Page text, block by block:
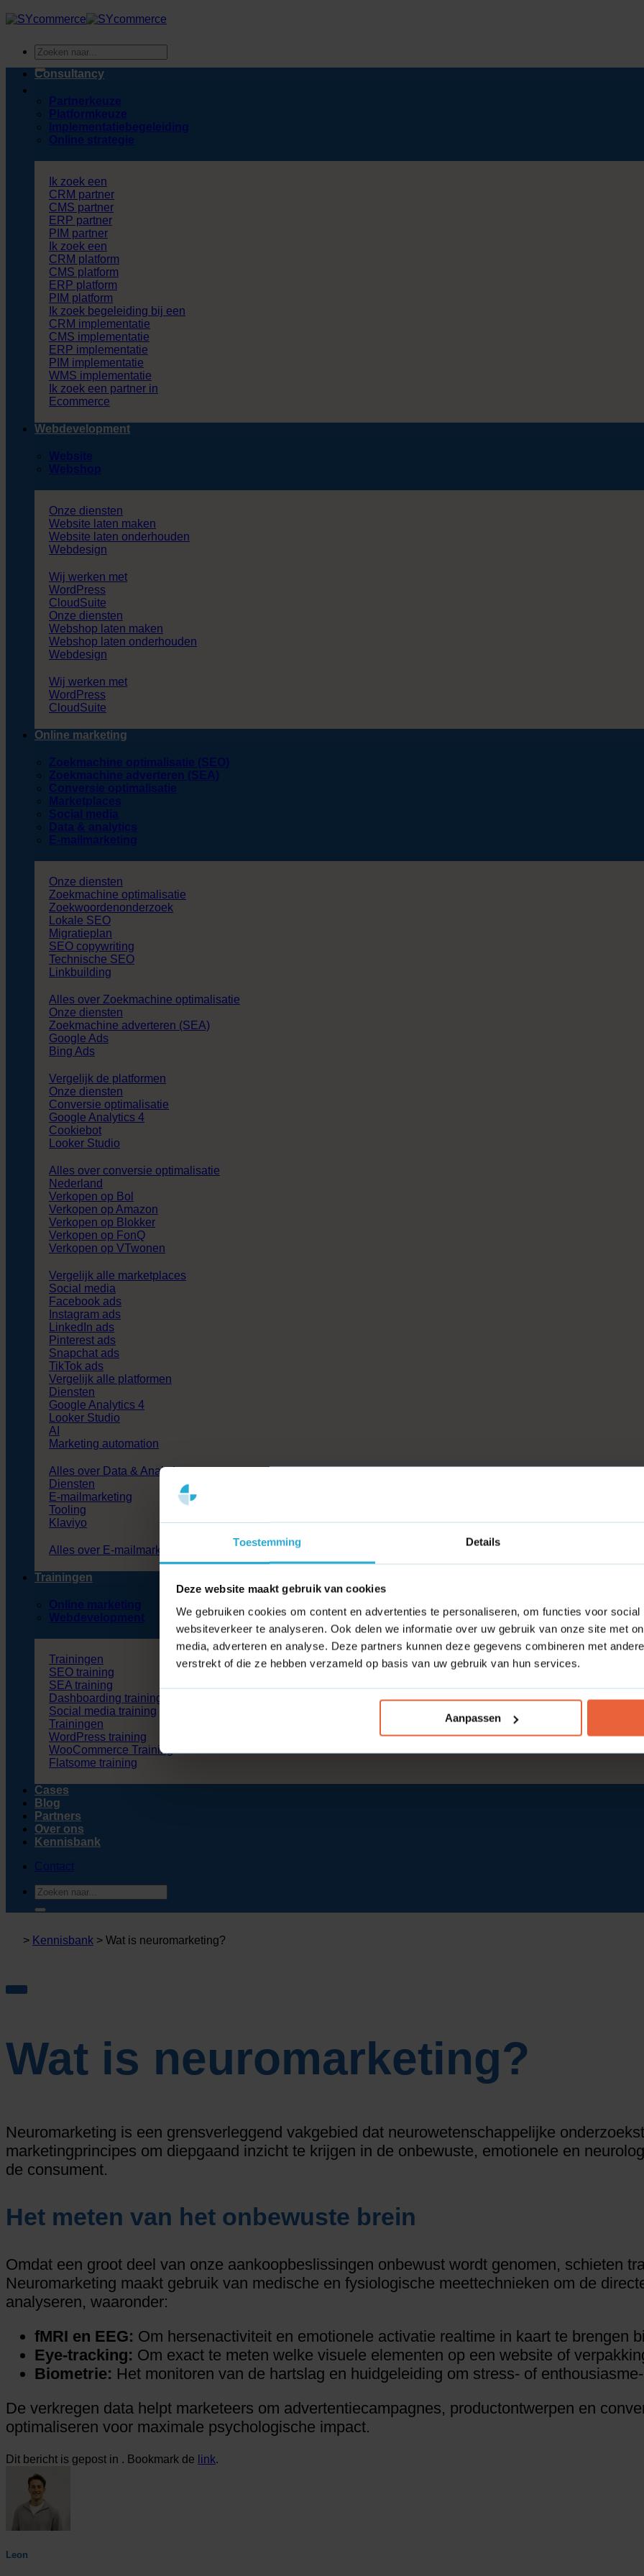
Toestemming Details
Deze website maakt gebruik van cookies
We gebruiken cookies om content en advertenties te personaliseren, om functies voor
websiteverkeer te analyseren. Ook delen we informatie over uw gebruik van onze site met
media, adverteren en analyse. Deze partners kunnen deze gegevens combineren met
verstrekt of die ze hebben verzameld op basis van uw gebruik van hun services.
Aanpassen
Ga
naar
Zoeken
naar:
Consultancy
Partnerkeuze
Platformkeuze
Implementatiebegeleiding
Online strategie
Ik zoek een
CRM partner
CMS partner
ERP partner
PIM partner
Ik zoek een
CRM platform
CMS platform
ERP platform
PIM platform
Ik zoek begeleiding bij een
CRM implementatie
CMS implementatie
ERP implementatie
PIM implementatie
WMS implementatie
Ik zoek een partner in
Ecommerce
Webdevelopment
Website
Webshop
Onze diensten
Website laten maken
Website laten onderhouden
Webdesign
Wij werken met
WordPress
CloudSuite
Onze diensten
Webshop laten maken
Webshop laten onderhouden
Webdesign
Wij werken met
WordPress
CloudSuite
Online marketing
Zoekmachine optimalisatie (SEO)
Zoekmachine adverteren (SEA)
Conversie optimalisatie
Marketplaces
Social media
Data & analytics
E-mailmarketing
Onze diensten
Zoekmachine optimalisatie
Zoekwoordenonderzoek
Lokale SEO
Migratieplan
SEO copywriting
Technische SEO
Linkbuilding
Alles over Zoekmachine optimalisatie
Onze diensten
Zoekmachine adverteren (SEA)
Google Ads
Bing Ads
Vergelijk de platformen
Onze diensten
Conversie optimalisatie
Google Analytics 4
Cookiebot
Looker Studio
Alles over conversie optimalisatie
Nederland
Verkopen op Bol
Verkopen op Amazon
Verkopen op Blokker
Verkopen op FonQ
Verkopen op VTwonen
Vergelijk alle marketplaces
Social media
Facebook ads
Instagram ads
LinkedIn ads
Pinterest ads
Snapchat ads
TikTok ads
Vergelijk alle platformen
Diensten
Google Analytics 4
Looker Studio
AI
Marketing automation
Alles over Data & Analytics
Diensten
E-mailmarketing
Tooling
Klaviyo
Alles over E-mailmarketing
Trainingen
Online marketing
Webdevelopment
Trainingen
SEO training
SEA training
Dashboarding training
Social media training
Trainingen
WordPress training
WooCommerce Training
Flatsome training
Cases
Blog
Partners
Over ons
Kennisbank
Contact
Zoeken
naar:
> Kennisbank > Wat is neuromarketing?
Wat is neuromarketing?
Neuromarketing is een grensverleggend vakgebied dat neurowetenschappelijke
marketingprincipes om diepgaand inzicht te krijgen in de onbewuste, emotionele en
de consument.
Het meten van het onbewuste brein
Omdat een groot deel van onze aankoopbeslissingen onbewust wordt genomen, schieten
Neuromarketing maakt gebruik van medische en fysiologische meettechnieken om de
analyseren, waaronder:
fMRI en EEG: Om hersenactiviteit en emotionele activatie realtime in kaart te brengen
Eye-tracking: Om exact te meten welke visuele elementen op een website of
Biometrie: Het monitoren van de hartslag en huidgeleiding om stress- of
De verkregen data helpt marketeers om advertentiecampagnes, productontwerpen en
optimaliseren voor maximale psychologische impact.
Dit bericht is gepost in . Bookmark de link.
Leon